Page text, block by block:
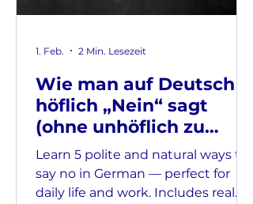
Wie man auf Deutsch
höflich „Nein“ sagt
(ohne unhöflich zu
klingen)
Learn 5 polite and natural ways to
say no in German — perfect for
daily life and work. Includes real
1. Feb. 2 Min. Lesezeit